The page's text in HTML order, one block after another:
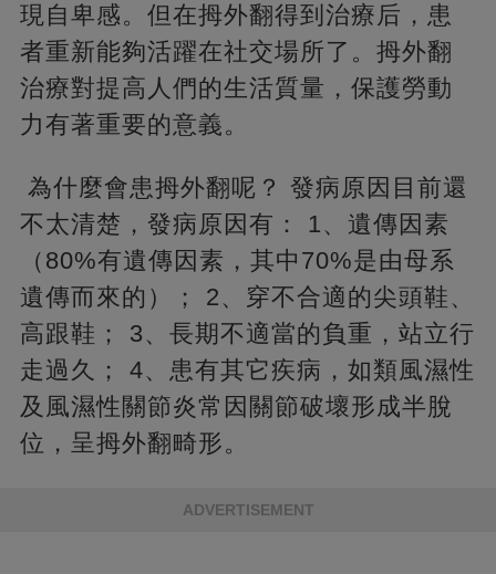
現自卑感。但在拇外翻得到治療后，患
者重新能夠活躍在社交場所了。拇外翻
治療對提高人們的生活質量，保護勞動
力有著重要的意義。
為什麼會患拇外翻呢？ 發病原因目前還
不太清楚，發病原因有： 1、遺傳因素
（80%有遺傳因素，其中70%是由母系
遺傳而來的）； 2、穿不合適的尖頭鞋、
高跟鞋； 3、長期不適當的負重，站立行
走過久； 4、患有其它疾病，如類風濕性
及風濕性關節炎常因關節破壞形成半脫
位，呈拇外翻畸形。
ADVERTISEMENT